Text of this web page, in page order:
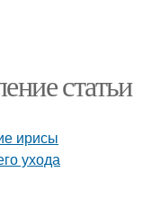
статьи